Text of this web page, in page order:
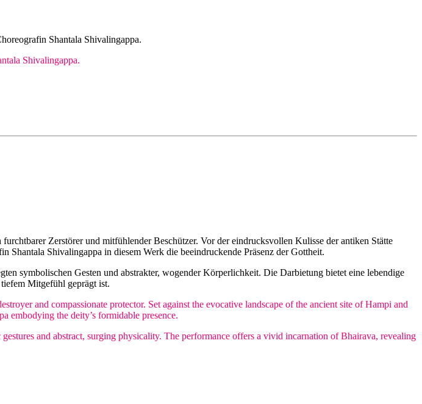
Shantala Shivalingappa.
Shivalingappa.
Zerstörer und mitfühlender Beschützer. Vor der eindrucksvollen Kulisse der antiken Stätte
Shivalingappa in diesem Werk die beeindruckende Präsenz der Gottheit.
symbolischen Gesten und abstrakter, wogender Körperlichkeit. Die Darbietung bietet eine lebendige
Mitgefühl geprägt ist.
and compassionate protector. Set against the evocative landscape of the ancient site of Hampi and
embodying the deity’s formidable presence.
and abstract, surging physicality. The performance offers a vivid incarnation of Bhairava, revealing